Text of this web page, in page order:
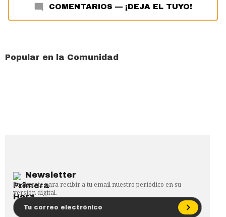
COMENTARIOS — ¡DEJA EL TUYO!
Popular en la Comunidad
Newsletter
Regístrate para recibir a tu email nuestro periódico en su
versión digital.